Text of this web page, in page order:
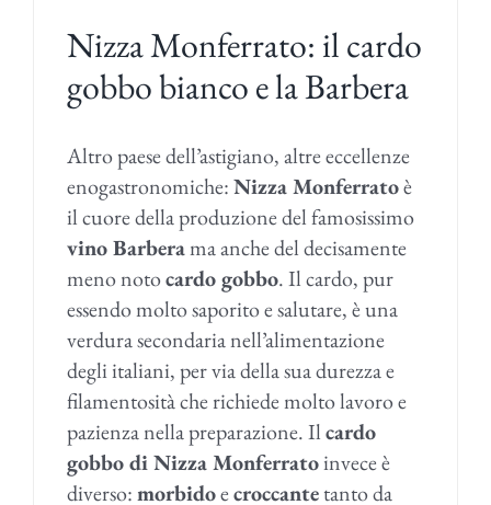
Nizza Monferrato: il cardo
gobbo bianco e la Barbera
Altro paese dell’astigiano, altre eccellenze
enogastronomiche:Nizza Monferratoè
il cuore della produzione del famosissimo
vino Barberama anche del decisamente
meno notocardo gobbo. Il cardo,pur
essendo molto saporito e salutare, è una
verdura secondaria nell’alimentazione
degli italiani, per via della sua durezza e
filamentosità che richiede molto lavoro e
pazienza nella preparazione. Ilcardo
gobbo di Nizza Monferratoinvece è
diverso:morbidoecroccantetanto da